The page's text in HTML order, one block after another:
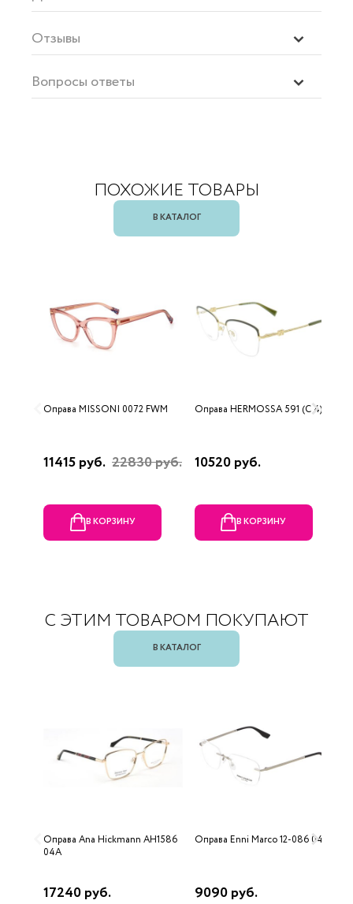
Отзывы
Вопросы ответы
ПОХОЖИЕ ТОВАРЫ
В КАТАЛОГ
Оправа MISSONI 0072 FWM
11415 руб. 22830 руб.
В КОРЗИНУ
Оправа HERMOSSA 591 (C 4)
10520 руб.
В КОРЗИНУ
С ЭТИМ ТОВАРОМ ПОКУПАЮТ
В КАТАЛОГ
Оправа Ana Hickmann AH1586
04A
17240 руб.
Оправа Enni Marco 12-086 04
9090 руб.